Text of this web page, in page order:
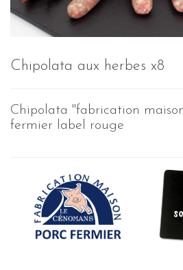
Chipolata aux herbes x8
Chipolata "fabrication
fermier label rouge